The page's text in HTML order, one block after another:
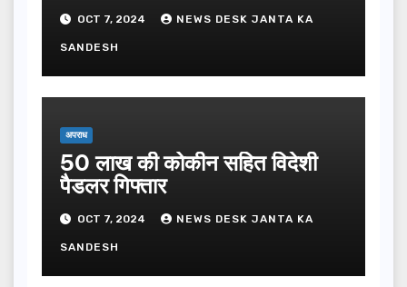
OCT 7, 2024 NEWS DESK JANTA KA
SANDESH
अपराध
50 लाख की कोकीन सहित विदेशी
पैडलर गिफ्तार
OCT 7, 2024 NEWS DESK JANTA KA
SANDESH